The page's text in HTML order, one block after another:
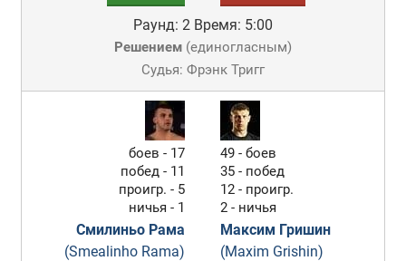
Раунд: 2 Время: 5:00
Решением(единогласным)
Судья: Фрэнк Тригг
боев - 17
побед - 11
проигр. - 5
ничья - 1
Смилиньо Рама
(Smealinho Rama)
49 - боев
35 - побед
12 - проигр.
2 - ничья
Максим Гришин
(Maxim Grishin)